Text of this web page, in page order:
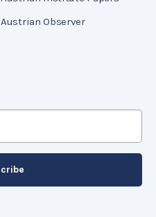
Austrian Observer